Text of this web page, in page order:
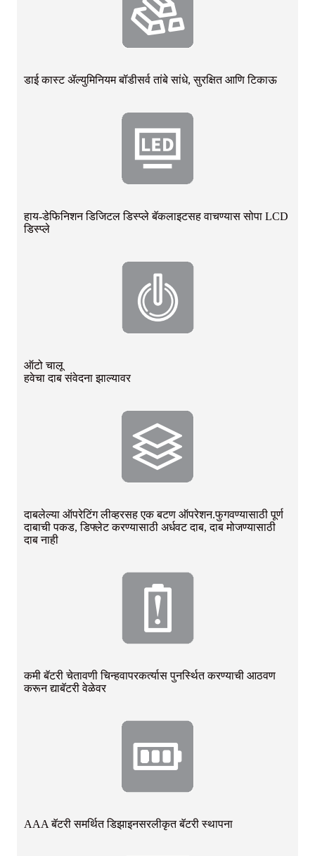
डाई कास्ट ॲल्युमिनियम बॉडीसर्व तांबे सांधे, सुरक्षित आणि टिकाऊ
हाय-डेफिनिशन डिजिटल डिस्प्ले बॅकलाइटसह वाचण्यास सोपा LCD
डिस्प्ले
ऑटो चालू
हवेचा दाब संवेदना झाल्यावर
दाबलेल्या ऑपरेटिंग लीव्हरसह एक बटण ऑपरेशन.फुगवण्यासाठी पूर्ण
दाबाची पकड, डिफ्लेट करण्यासाठी अर्धवट दाब, दाब मोजण्यासाठी
दाब नाही
कमी बॅटरी चेतावणी चिन्हवापरकर्त्यास पुनर्स्थित करण्याची आठवण
करून द्याबॅटरी वेळेवर
AAA बॅटरी समर्थित डिझाइनसरलीकृत बॅटरी स्थापना